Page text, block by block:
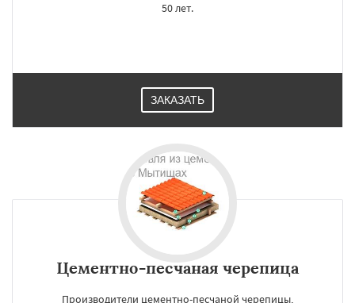
50 лет.
ЗАКАЗАТЬ
Цементно-песчаная черепица
Производители цементно-песчаной черепицы,